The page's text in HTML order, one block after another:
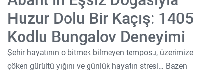
Huzur Dolu Bir Kaçış: 1405
Kodlu Bungalov Deneyimi
Şehir hayatının o bitmek bilmeyen temposu, üzerimize
çöken gürültü yığını ve günlük hayatın stresi… Bazen